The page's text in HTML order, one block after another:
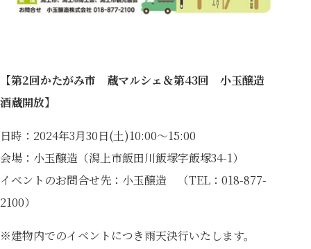
【第2回かたがみ市 蔵マルシェ＆第43回 小玉醸造
酒蔵開放】
日時：2024年3月30日(土)10:00～15:00
会場：小玉醸造（潟上市飯田川飯塚字飯塚34-1）
イベントのお問合せ先： 小玉醸造 （TEL：018-877-
2100）
※建物内でのイベントにつき雨天決行いたします。